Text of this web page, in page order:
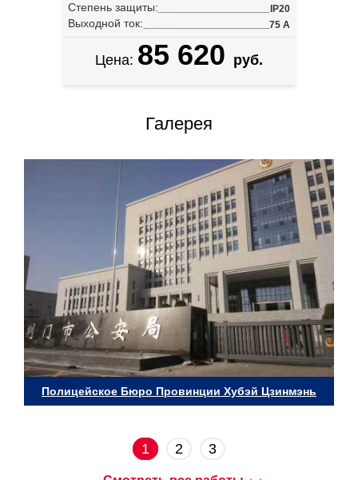
Степень защиты: IP20
Выходной ток: 75 А
Цена: 85 620 руб.
Галерея
Полицейское Бюро Провинции Хубэй Цзинмэнь
1 2 3